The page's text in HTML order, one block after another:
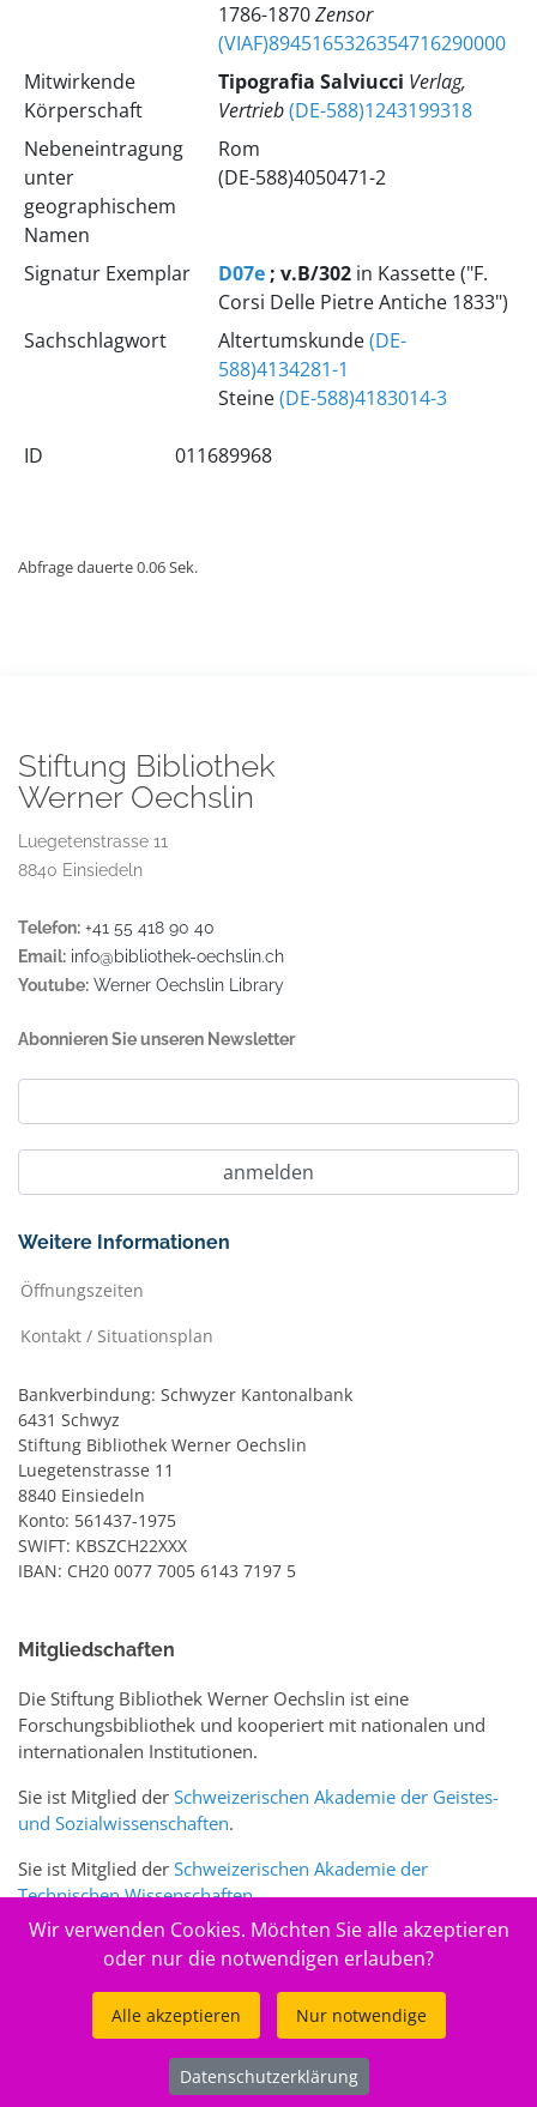
1786-1870Zensor
(VIAF)8945165326354716290000
Mitwirkende
Körperschaft
Tipografia Salviucci Verlag,
Vertrieb(DE-588)1243199318
Nebeneintragung
unter
geographischem
Namen
Rom
(DE-588)4050471-2
Signatur Exemplar D07e; v.B/302 in Kassette ("F.
Corsi Delle Pietre Antiche 1833")
Sachschlagwort
Altertumskunde(DE-
588)4134281-1
Steine(DE-588)4183014-3
ID 011689968
Abfrage dauerte 0.06 Sek.
Stiftung Bibliothek
Werner Oechslin
Luegetenstrasse 11
8840 Einsiedeln
Telefon: +41 55 418 90 40
Email: info@bibliothek-oechslin.ch
Youtube: Werner Oechslin Library
Abonnieren Sie unseren Newsletter
Weitere Informationen
Öffnungszeiten
Kontakt / Situationsplan
Bankverbindung: Schwyzer Kantonalbank
6431 Schwyz
Stiftung Bibliothek Werner Oechslin
Luegetenstrasse 11
8840 Einsiedeln
Konto: 561437-1975
SWIFT: KBSZCH22XXX
IBAN: CH20 0077 7005 6143 7197 5
Mitgliedschaften
Die Stiftung Bibliothek Werner Oechslin ist eine
Forschungsbibliothek und kooperiert mit nationalen und
internationalen Institutionen.
Sie ist Mitglied der Schweizerischen Akademie der Geistes-
und Sozialwissenschaften.
Sie ist Mitglied der Schweizerischen Akademie der
Technischen Wissenschaften.
Sie ist zudem Mitglied des Schweizer Portalswww.sciences-
Stiftung Bibliothek Werner Oechslin
Wir verwenden Cookies. Möchten Sie alle akzeptieren
oder nur die notwendigen erlauben?
Alle akzeptieren Nur notwendige
Datenschutzerklärung